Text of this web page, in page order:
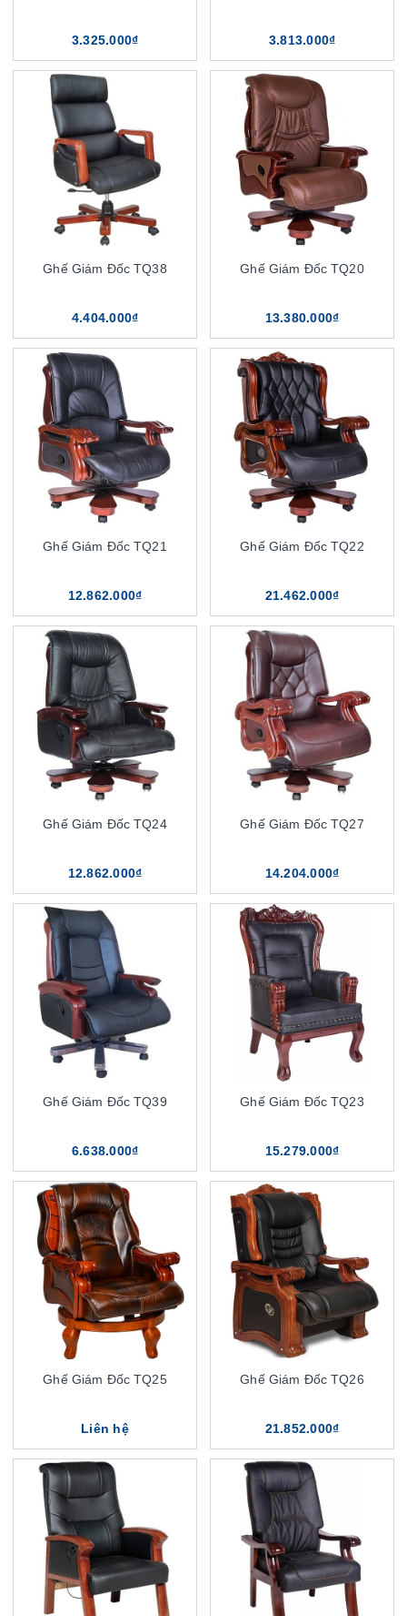
3.325.000₫ 3.813.000₫
Ghế Giám Đốc TQ38
4.404.000₫
Ghế Giám Đốc TQ20
13.380.000₫
Ghế Giám Đốc TQ21
12.862.000₫
Ghế Giám Đốc TQ22
21.462.000₫
Ghế Giám Đốc TQ24
12.862.000₫
Ghế Giám Đốc TQ27
14.204.000₫
Ghế Giám Đốc TQ39
6.638.000₫
Ghế Giám Đốc TQ23
15.279.000₫
Ghế Giám Đốc TQ25
Liên hệ
Ghế Giám Đốc TQ26
21.852.000₫